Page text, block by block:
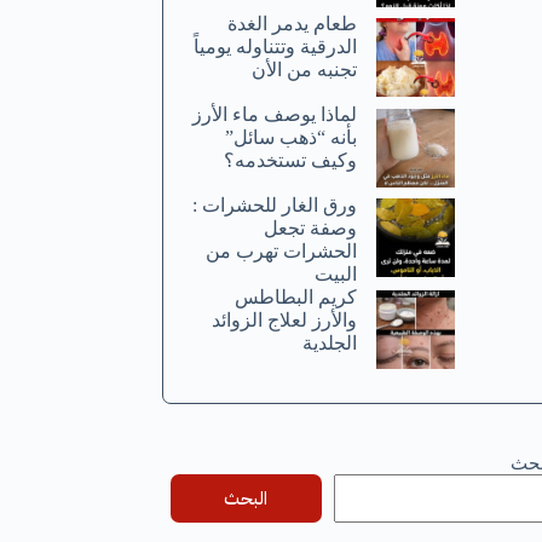
طعام يدمر الغدة
الدرقية وتتناوله يومياً
تجنبه من الأن
لماذا يوصف ماء الأرز
بأنه “ذهب سائل”
وكيف تستخدمه؟
ورق الغار للحشرات :
وصفة تجعل
الحشرات تهرب من
البيت
كريم البطاطس
والأرز لعلاج الزوائد
الجلدية
البحث